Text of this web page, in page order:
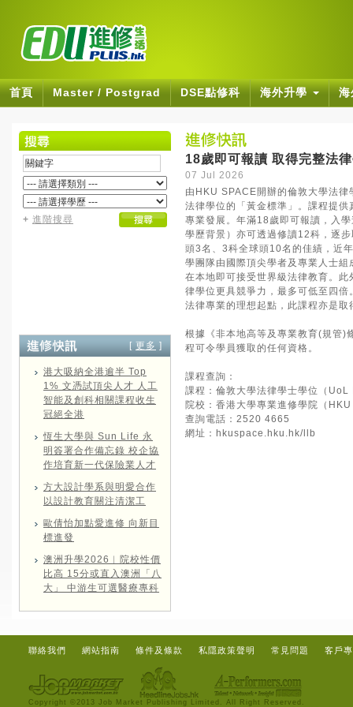
首頁 Master / Postgrad DSE點修科 海外升學
+ 進階搜尋
[ 更多 ]
港大吸納全港逾半 Top
1% 文憑試頂尖人才 人工
智能及創科相關課程收生
冠絕全港
恆生大學與 Sun Life 永
明簽署合作備忘錄 校企協
作培育新一代保險業人才
方大設計學系與明愛合作
以設計教育關注清潔工
歐倩怡加點愛進修 向新目
標進發
澳洲升學2026︱院校性價
比高 15分或直入澳洲「八
大」 中游生可選醫療專科
18歲即可報讀 取得完整法
07 Jul 2026
由HKU SPACE開辦的倫敦大學法
法律學位的「黃金標準」。課程提
專業發展。年滿18歲即可報讀，入
學歷背景）亦可透過修讀12科，逐
頭3名、3科全球頭10名的佳績，近
學團隊由國際頂尖學者及專業人士
在本地即可接受世界級法律教育。
律學位更具競爭力，最多可低至四
法律專業的理想起點，此課程亦是
根據《非本地高等及專業教育(規管)
程可令學員獲取的任何資格。
課程查詢：
課程：倫敦大學法律學士學位（UoL
院校：香港大學專業進修學院（
查詢電話：2520 4665
網址： hkuspace.hku.hk/llb
聯絡我們 網站指南 條件及條款 私隱政策聲明 常見問題 客戶
Copyright ©2013 Job Market Publishing Limited. All Right Reserved.